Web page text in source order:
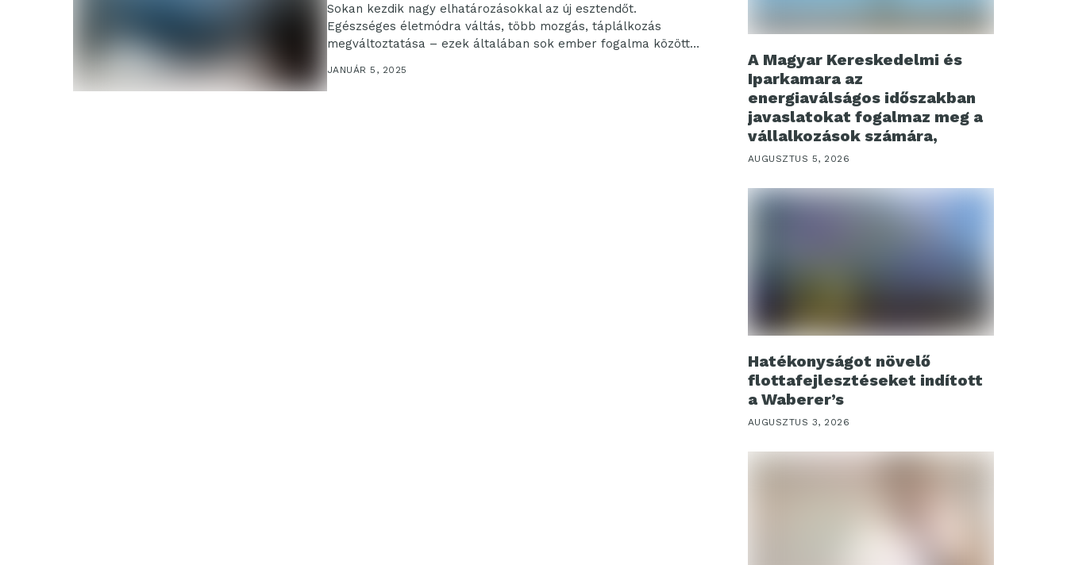
Sokan kezdik nagy elhatározásokkal az új esztendőt.
Egészséges életmódra váltás, több mozgás, táplálkozás
megváltoztatása – ezek általában sok ember fogalma között
JANUÁR 5, 2025
A Magyar Kereskedelmi és
Iparkamara az
energiaválságos időszakban
javaslatokat fogalmaz meg a
vállalkozások számára,
AUGUSZTUS 5, 2026
Hatékonyságot növelő
flottafejlesztéseket indított
a Waberer’s
AUGUSZTUS 3, 2026